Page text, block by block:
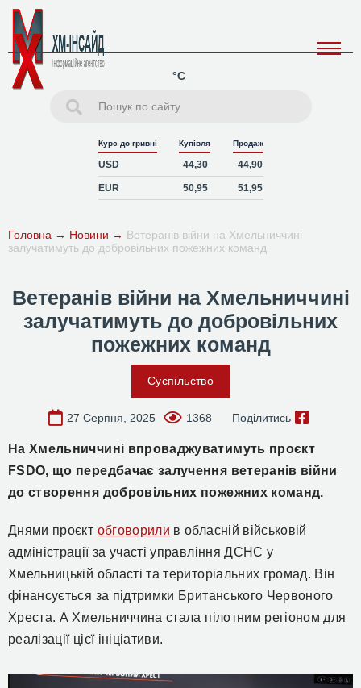
°C
Курс до гривні Купівля Продаж
USD 44,30 44,90
EUR 50,95 51,95
Головна → Новини → Ветеранів війни на Хмельниччині
залучатимуть до добровільних пожежних команд
Ветеранів війни на Хмельниччині
залучатимуть до добровільних
пожежних команд
Суспільство
27 Серпня, 2025 1368 Поділитись
На Хмельниччині впроваджуватимуть проєкт
FSDO, що передбачає залучення ветеранів війни
до створення добровільних пожежних команд.
Днями проєкт обговорили в обласній військовій
адміністрації за участі управління ДСНС у
Хмельницькій області та територіальних громад. Він
фінансується за підтримки Британського Червоного
Хреста. А Хмельниччина стала пілотним регіоном для
реалізації цієї ініціативи.